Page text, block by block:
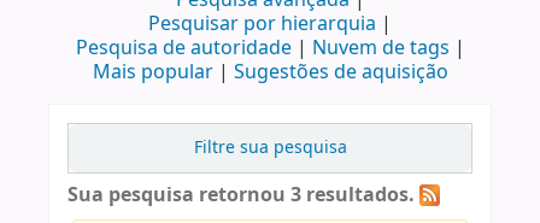
Pesquisar por hierarquia
Pesquisa de autoridade
Nuvem de tags
Mais popular
Sugestões de aquisição
Filtre sua pesquisa
Sua pesquisa retornou 3 resultados.